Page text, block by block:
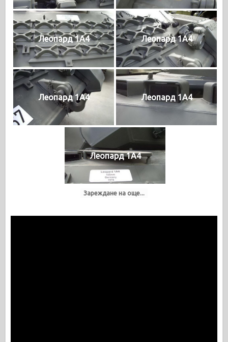
Леопард 1А4 Леопард 1А4
Леопард 1А4 Леопард 1А4
Леопард 1А4
Зареждане на още...